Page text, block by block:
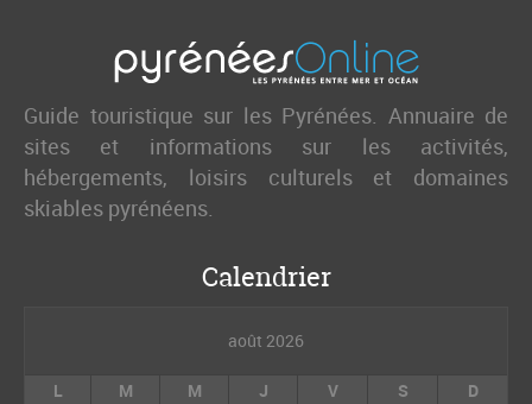
Guide touristique sur les Pyrénées. Annuaire de
sites et informations sur les activités,
hébergements, loisirs culturels et domaines
skiables pyrénéens.
Calendrier
août 2026
L M M J V S D